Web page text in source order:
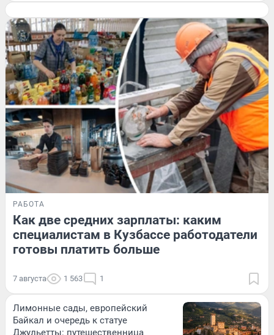
РАБОТА
Как две средних зарплаты: каким
специалистам в Кузбассе работодатели
готовы платить больше
7 августа 1 563 1
Лимонные сады, европейский
Байкал и очередь к статуе
Джульетты: путешественница